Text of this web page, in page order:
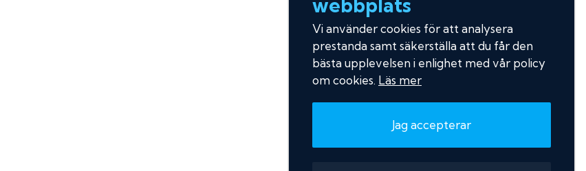
Vi använder cookies för att analysera
prestanda samt säkerställa att du får den
bästa upplevelsen i enlighet med vår policy
om cookies. Läs mer
Jag accepterar